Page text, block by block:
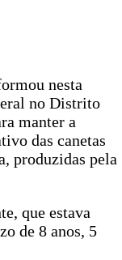
nesta
no Distrito
manter a
das canetas
produzidas pela
que estava
de 8 anos, 5